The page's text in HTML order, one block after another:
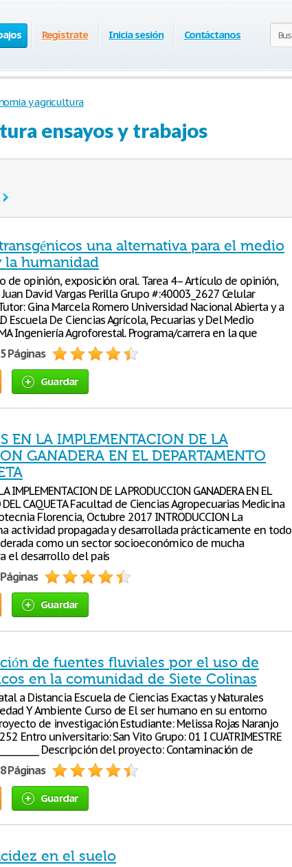
Regístrate Inicia sesión Contáctanos
y agricultura
ensayos y trabajos
una alternativa para el medio
la humanidad
de opinión, exposición oral. Tarea 4– Artículo de opinión,
David Vargas Perilla Grupo #:40003_2627 Celular
Gina Marcela Romero Universidad Nacional Abierta y a
Escuela De Ciencias Agrícola, Pecuarias y Del Medio
Ingeniería Agroforestal. Programa/carrera en la que
Páginas
Guardar
EN LA IMPLEMENTACION DE LA
GANADERA EN EL DEPARTAMENTO
IMPLEMENTACION DE LA PRODUCCION GANADERA EN EL
DEL CAQUETA Facultad de Ciencias Agropecuarias Medicina
Florencia, Octubre 2017 INTRODUCCION La
actividad propagada y desarrollada prácticamente en todo
como un sector socioeconómico de mucha
el desarrollo del país
Guardar
de fuentes fluviales por el uso de
en la comunidad de Siete Colinas
a Distancia Escuela de Ciencias Exactas y Naturales
Y Ambiente Curso de El ser humano en su entorno
de investigación Estudiante: Melissa Rojas Naranjo
Entro universitario: San Vito Grupo: 01 I CUATRIMESTRE
Descripción del proyecto: Contaminación de
Páginas
Guardar
en el suelo